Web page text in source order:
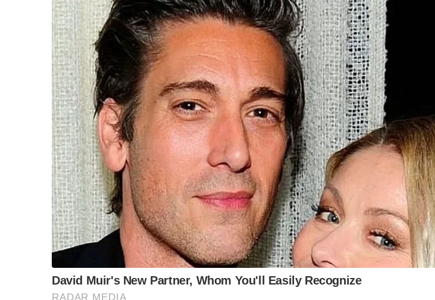
หนี้อีกปีละ ๑๐-๒๐% ต่อไปเรื่อยๆ
อีกไม่ต่ำกว่าอีก ๕ ปี ถึงจะชำระหนี้โกงจำนำข้าวหมด
แล้วดูซิ พี่น้อง……
อีก ๕ ปี ก็ใช้หนี้แทนรัฐบาลเพื่อไทย “ยุคยิ่งลักษณ์” ยังไม่หมดเลย!
แต่ไอ้พวกโกง คนเพื่อไทยทั้งนั้น ศาลตัดสินให้จำคุก คนละ ๓๐ กว่าปีบ้าง ๔๐ กว่าปีบ้าง ร่ว
ถลกตูดออกจากคุกหมดแล้ว!?
โกง…ติดคุกแป๊บๆ ออกไปรวยโคตรๆ แต่ชาวบ้านซวยคั่กๆ ต้องตามใช้หนี้ไปจนตาย แบบ
ได้แน่นอน
ก็เงี่ยหูรอฟังมาหลายวัน!
ว่าพรรคที่ยกหางเป็น “ฝ่ายประชาธิปไตย” จะได้ฤกษ์ลากไส้รัฐมนตรียุติธรรมวันไหน?
ปรากฏว่า “หมาไม่กินเนื้อหมา” จริงๆ ด้วยหละ!